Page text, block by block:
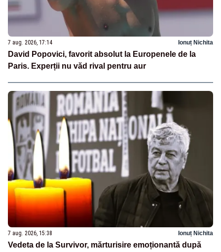
7 aug. 2026, 17:14 Ionuț Nichita
David Popovici, favorit absolut la Europenele de la
Paris. Experții nu văd rival pentru aur
7 aug. 2026, 15:38 Ionuț Nichita
Vedeta de la Survivor, mărturisire emoționantă după